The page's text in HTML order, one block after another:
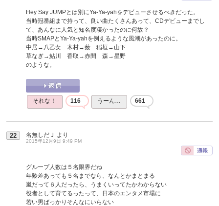
Hey Say JUMPとは別にYa-Ya-yahをデビューさせるべきだった。
当時冠番組まで持って、良い曲たくさんあって、CDデビューまでし
て、あんなに人気と知名度凄かったのに何故？
当時SMAPとYa-Ya-yahを例えるような風潮があったのに。
中居→八乙女 木村→薮 稲垣→山下
草なぎ→鮎川 香取→赤間 森→星野
のような。
それな！ 116 うーん… 661
22 名無しだＪ より
2015年12月9日 9:49 PM
グループ人数は５名限界だね
年齢差あっても５名までなら、なんとかまとまる
嵐だって６人だったら、うまくいってたかわからない
役者として育てるったって、日本のエンタメ市場に
若い男ばっかりそんなにいらない